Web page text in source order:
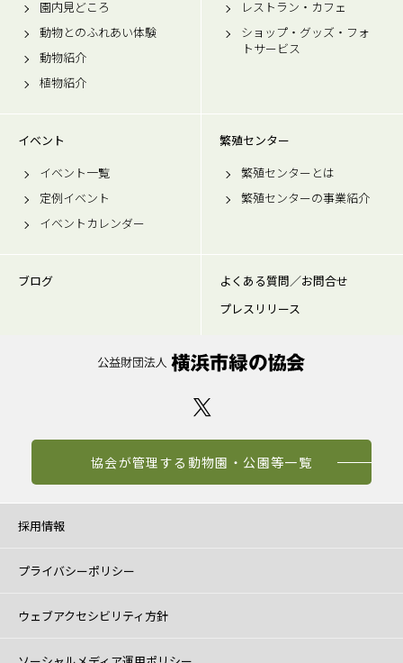
園内見どころ
動物とのふれあい体験
動物紹介
植物紹介
レストラン・カフェ
ショップ・グッズ・フォ
トサービス
イベント
イベント一覧
定例イベント
イベントカレンダー
繁殖センター
繁殖センターとは
繁殖センターの事業紹介
ブログ
よくある質問／お問合せ
プレスリリース
協会が管理する動物園・公園等一覧
採用情報
プライバシーポリシー
ウェブアクセシビリティ方針